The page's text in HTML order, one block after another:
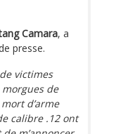
Camara, a
presse.
victimes
morgues de
d’arme
calibre .12 ont